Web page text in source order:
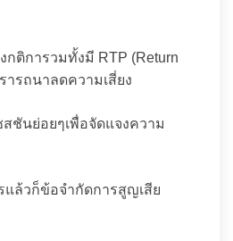
กติการวมทั้งมี RTP (Return
ารถนาลดความเสี่ยง
สชันย่อยๆเพื่อจัดแจงความ
แล้วก็ข้อจำกัดการสูญเสีย